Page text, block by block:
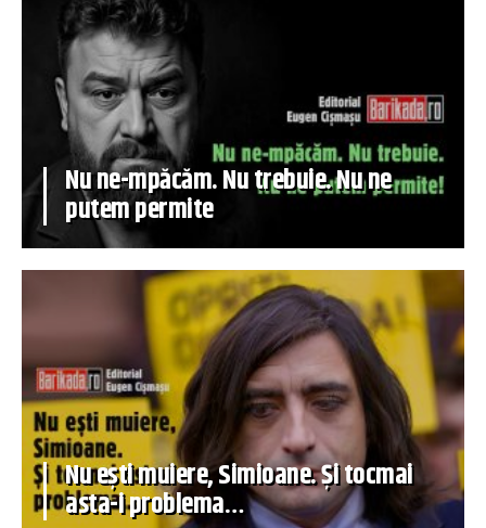
Nu ne-mpăcăm. Nu trebuie. Nu ne
putem permite
Nu ești muiere, Simioane. Și tocmai
asta-i problema…